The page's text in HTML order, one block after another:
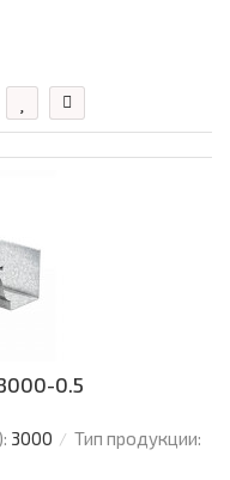
0.5
3000
Тип продукции: